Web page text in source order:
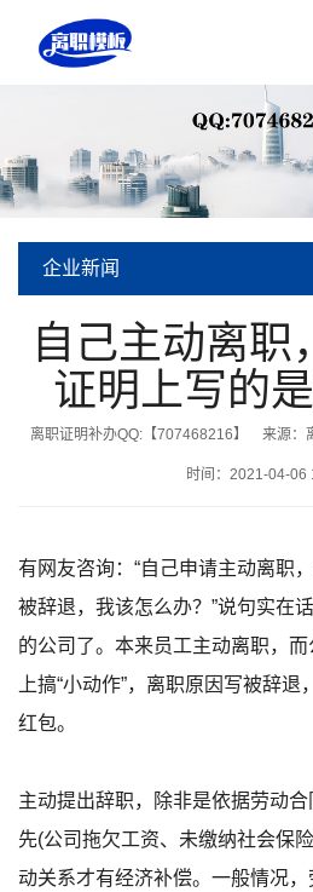
企业新闻
当前位置:离职模板网 >新闻中心>企业新闻
明上写的是被辞退，
自己主动离职
证明上写的是
离职证明补办QQ:【707468216】 来源：
时间：2021-04-06
有网友咨询：“自己申请主动离职
被辞退，我该怎么办？”说句实在
的公司了。本来员工主动离职，
上搞“小动作”，离职原因写被辞
红包。
主动提出辞职，除非是依据劳动
先(公司拖欠工资、未缴纳社会保
动关系才有经济补偿。一般情况